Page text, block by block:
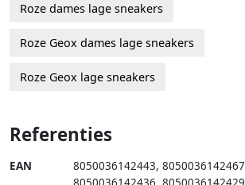
Roze dames lage sneakers
Roze Geox dames lage sneakers
Roze Geox lage sneakers
Referenties
EAN 8050036142443, 8050036142467